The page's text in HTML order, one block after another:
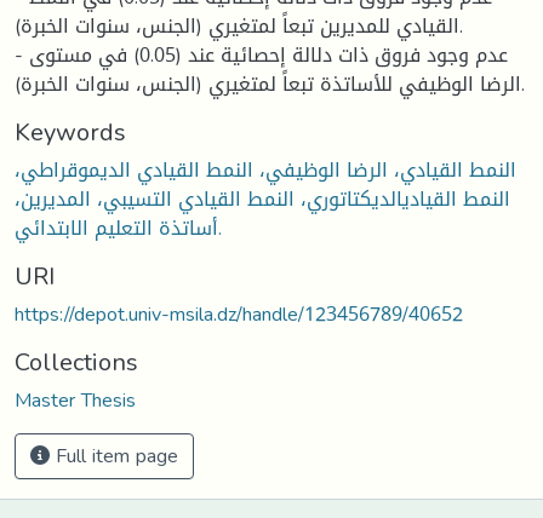
القيادي للمديرين تبعاً لمتغيري (الجنس، سنوات الخبرة).
- عدم وجود فروق ذات دلالة إحصائية عند (0.05) في مستوى
الرضا الوظيفي للأساتذة تبعاً لمتغيري (الجنس، سنوات الخبرة).
Keywords
النمط القيادي، الرضا الوظيفي، النمط القيادي الديموقراطي،
النمط القياديالديكتاتوري، النمط القيادي التسيبي، المديرين،
أساتذة التعليم الابتدائي.
URI
https://depot.univ-msila.dz/handle/123456789/40652
Collections
Master Thesis
Full item page